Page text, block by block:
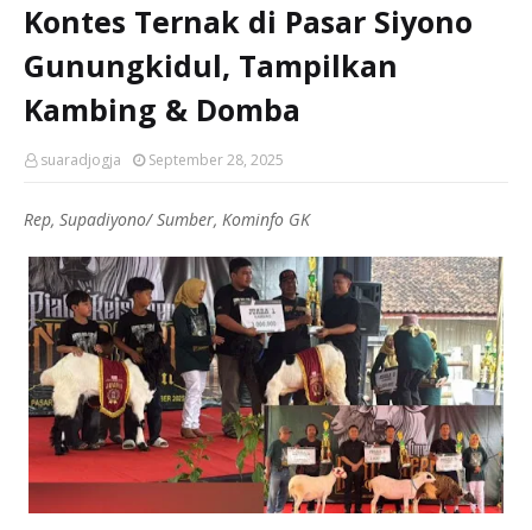
Kontes Ternak di Pasar Siyono
Gunungkidul, Tampilkan
Kambing & Domba
suaradjogja September 28, 2025
Rep, Supadiyono/ Sumber, Kominfo GK